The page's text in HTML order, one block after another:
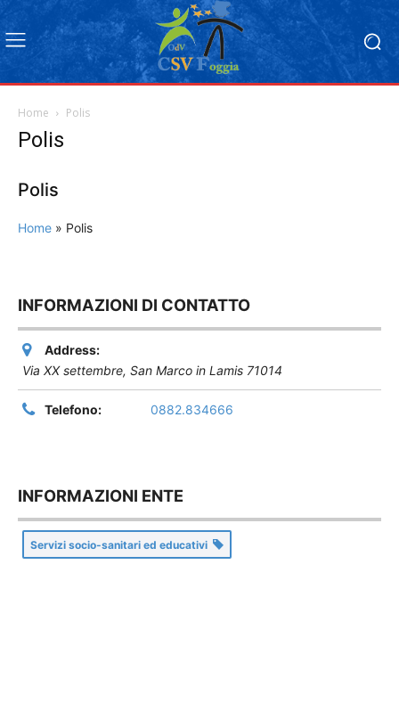
Home Polis
Polis
Polis
Home » Polis
INFORMAZIONI DI CONTATTO
Address:
Via XX settembre, San Marco in Lamis 71014
Telefono: 0882.834666
INFORMAZIONI ENTE
Servizi socio-sanitari ed educativi